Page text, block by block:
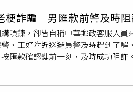
罪與槍砲罪嫌判處2年2個月有期
南市上月發生安平角頭陳建文遭
身亡，4日南下到陳男靈堂捻香致
抄，在後門將他甕中捉鱉逮捕。
梗詐騙 男匯款前警及時阻
項鍊，卻皆自稱中華郵政客服人
，正好附近巡邏員警及時趕到了
匯款確認鍵前一刻，及時成功阻
用手機邊操作ATM疑似遭詐騙，由
近路飛奔至郵局，此外也有員警騎